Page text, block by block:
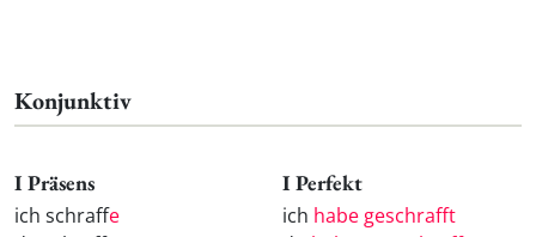
Konjunktiv
I Präsens
ich schraffe
I Perfekt
ich habe geschrafft